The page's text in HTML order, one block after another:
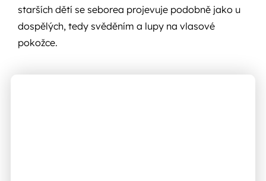
starších dětí se seborea projevuje podobně jako u
dospělých, tedy svěděním a lupy na vlasové
pokožce.